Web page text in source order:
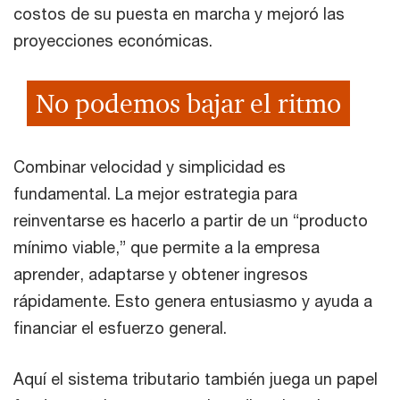
costos de su puesta en marcha y mejoró las
proyecciones económicas.
No podemos bajar el ritmo
Combinar velocidad y simplicidad es
fundamental. La mejor estrategia para
reinventarse es hacerlo a partir de un “producto
mínimo viable,” que permite a la empresa
aprender, adaptarse y obtener ingresos
rápidamente. Esto genera entusiasmo y ayuda a
financiar el esfuerzo general.
Aquí el sistema tributario también juega un papel